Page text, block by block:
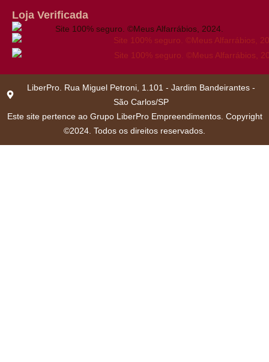
Loja Verificada
LiberPro. Rua Miguel Petroni, 1.101 - Jardim Bandeirantes -
São Carlos/SP
Este site pertence ao Grupo LiberPro Empreendimentos. Copyright
©2024. Todos os direitos reservados.